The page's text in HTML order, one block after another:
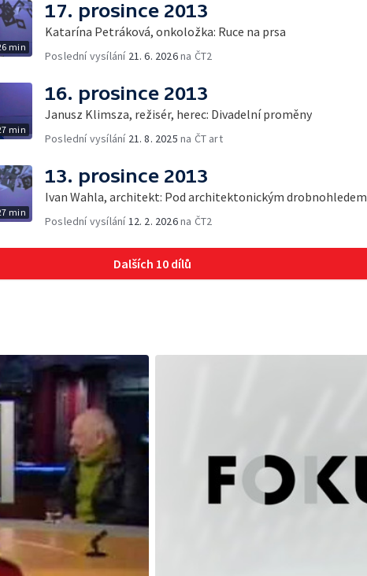
min
17. prosince 2013
Katarína Petráková, onkoložka: Ruce na prsa
Poslední vysílání 21. 6. 2026na ČT2
min
16. prosince 2013
Janusz Klimsza, režisér, herec: Divadelní proměny
Poslední vysílání 21. 8. 2025 na ČT art
min
13. prosince 2013
Ivan Wahla, architekt: Pod architektonickým drobnohledem
Poslední vysílání 12. 2. 2026na ČT2
Dalších 10 dílů